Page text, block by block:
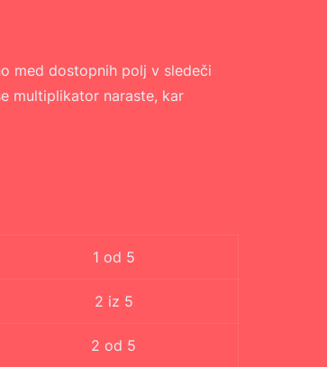
med dostopnih polj v sledeči
multiplikator naraste, kar
1 od 5
2 iz 5
2 od 5